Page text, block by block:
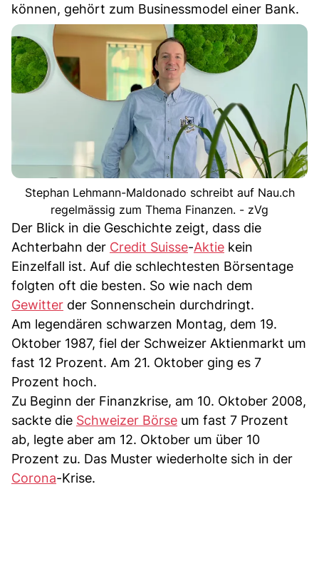
können, gehört zum Businessmodel einer Bank.
Stephan Lehmann-Maldonado schreibt auf Nau.ch
regelmässig zum Thema Finanzen. - zVg
Der Blick in die Geschichte zeigt, dass die
Achterbahn der Credit Suisse-Aktie kein
Einzelfall ist. Auf die schlechtesten Börsentage
folgten oft die besten. So wie nach dem
Gewitter der Sonnenschein durchdringt.
Am legendären schwarzen Montag, dem 19.
Oktober 1987, fiel der Schweizer Aktienmarkt um
fast 12 Prozent. Am 21. Oktober ging es 7
Prozent hoch.
Zu Beginn der Finanzkrise, am 10. Oktober 2008,
sackte die Schweizer Börse um fast 7 Prozent
ab, legte aber am 12. Oktober um über 10
Prozent zu. Das Muster wiederholte sich in der
Corona-Krise.